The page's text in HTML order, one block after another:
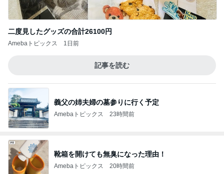
二度見したグッズの合計26100円
Amebaトピックス 1日前
記事を読む
義父の姉夫婦の墓参りに行く予定
Amebaトピックス 23時間前
靴箱を開けても無臭になった理由！
Amebaトピックス 20時間前